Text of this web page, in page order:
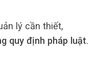
lý cần thiết,
quy định pháp luật.